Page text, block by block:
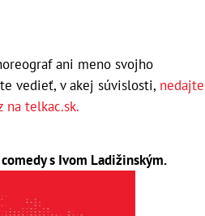
ani meno svojho
vedieť, v akej súvislosti, nedajte
na telkac.sk.
s Ivom Ladižinským.